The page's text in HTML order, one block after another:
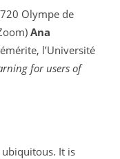
Olympe de
Ana
l’Université
for users of
It is